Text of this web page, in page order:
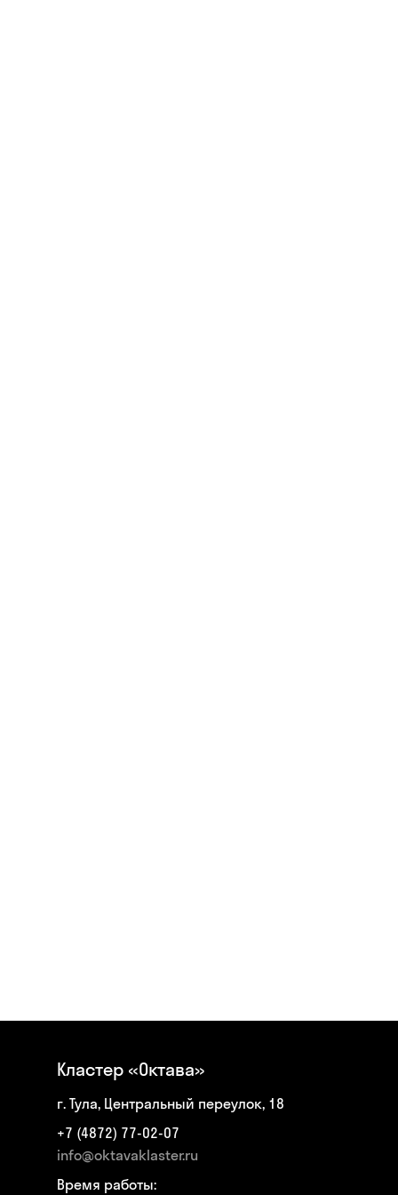
Кластер «Октава»
г. Тула, Центральный переулок, 18
+7 (4872) 77-02-07
info@oktavaklaster.ru
Время работы: